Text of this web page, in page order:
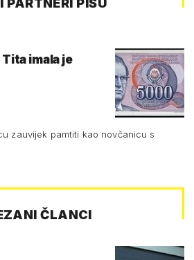
imala je
zauvijek pamtiti kao novčanicu s
ČLANCI